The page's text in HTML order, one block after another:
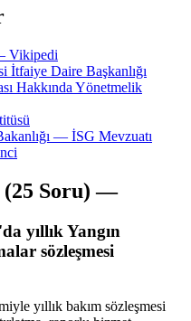
Vikipedi
İtfaiye Daire Başkanlığı
Hakkında Yönetmelik
— İSG Mevzuatı
(25 Soru) —
yıllık Yangın
sözleşmesi
yıllık bakım sözleşmesi